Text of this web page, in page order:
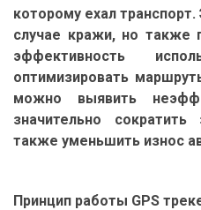
которому ехал
случае кражи, но также
эффективность
оптимизировать
можно выявить
значительно
также уменьшить износ
Принцип работы GPS